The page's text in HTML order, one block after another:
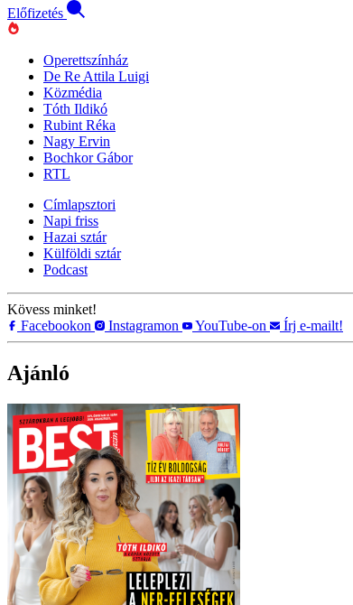
Előfizetés
Operettszínház
De Re Attila Luigi
Közmédia
Tóth Ildikó
Rubint Réka
Nagy Ervin
Bochkor Gábor
RTL
Címlapsztori
Napi friss
Hazai sztár
Külföldi sztár
Podcast
Kövess minket!
Facebookon
Instagramon YouTube-on Írj e-mailt!
Ajánló